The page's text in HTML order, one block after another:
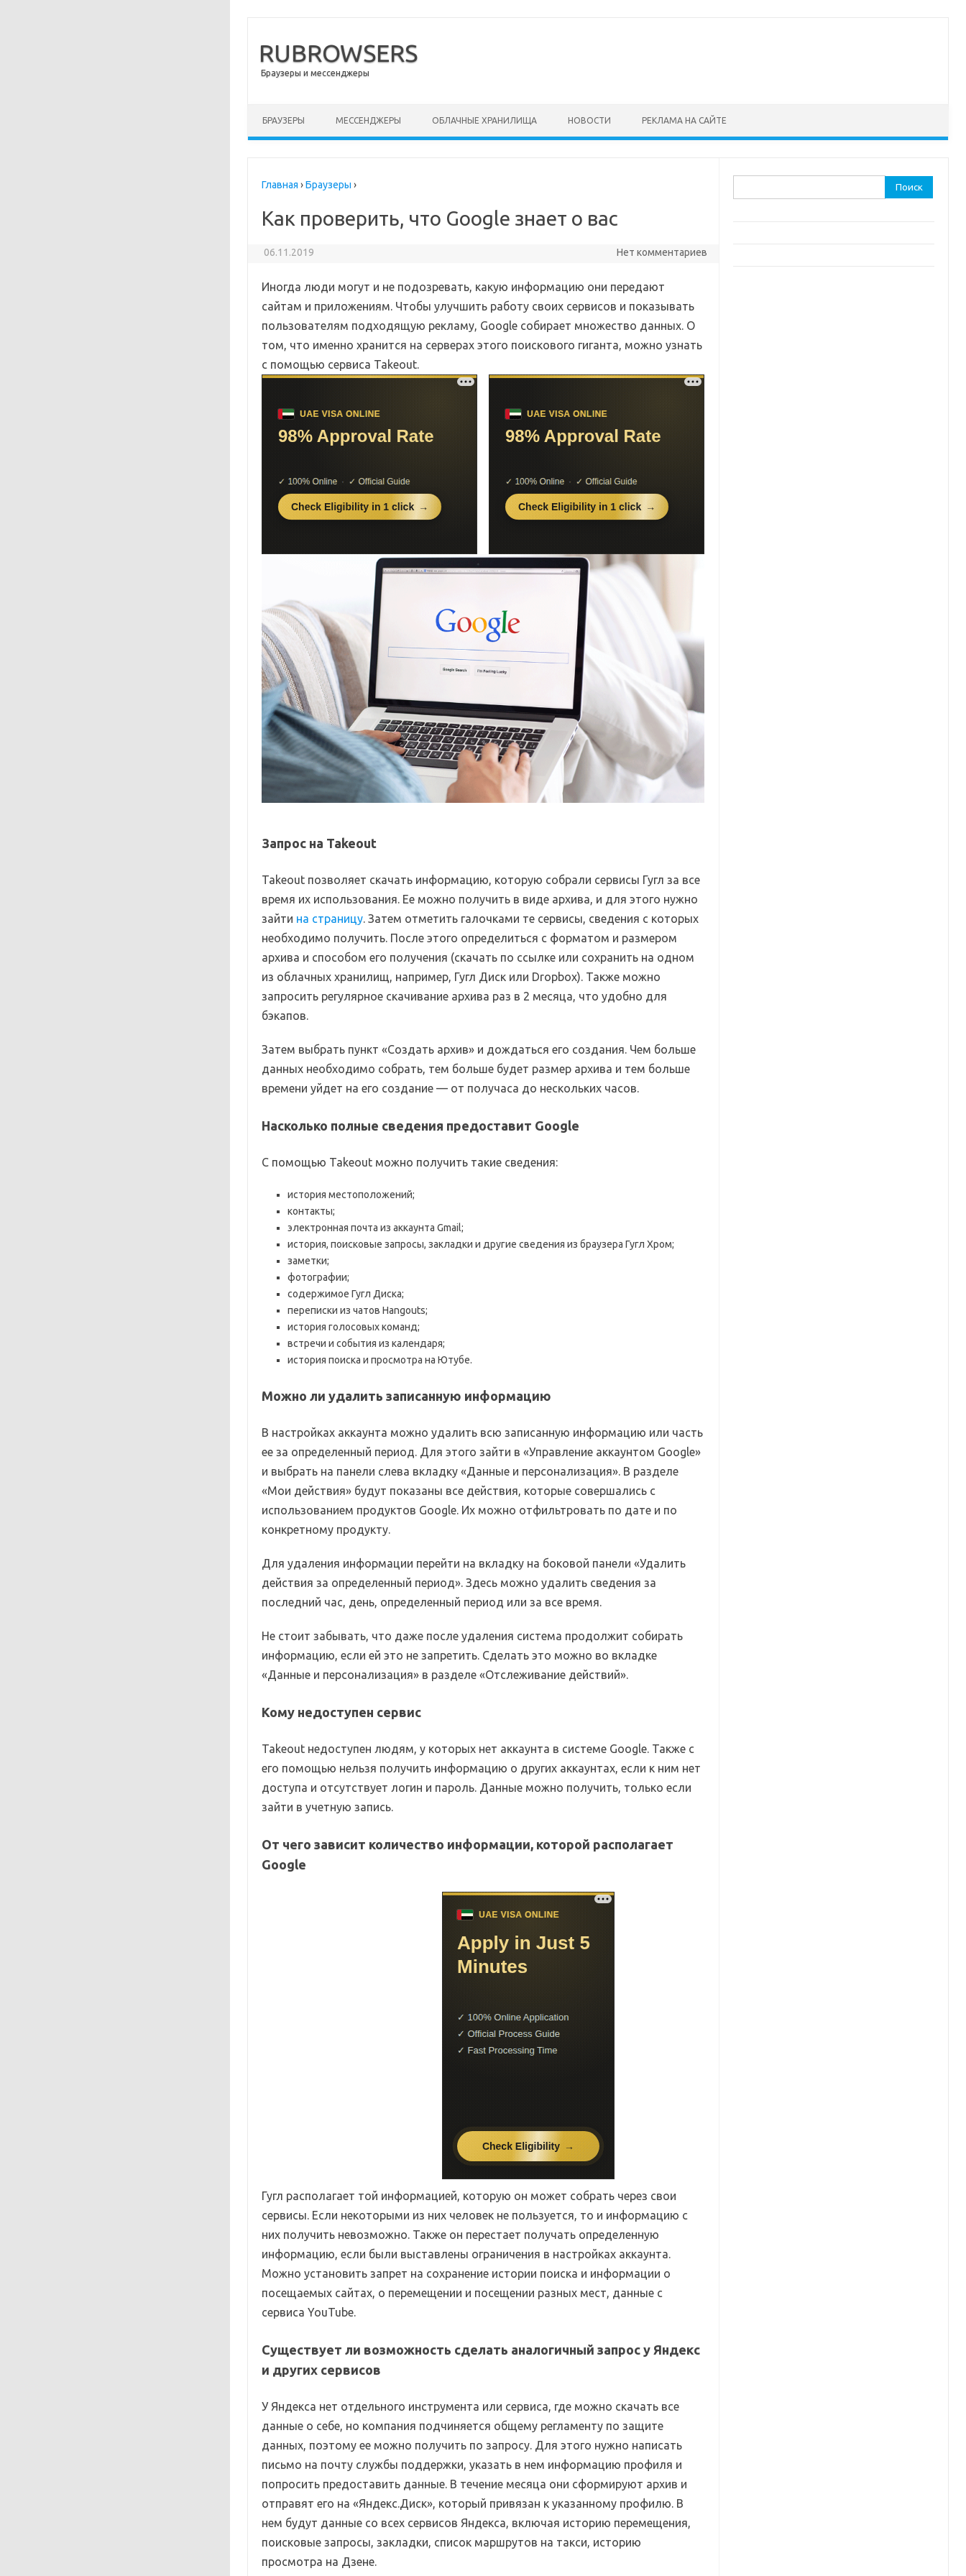
RUBROWSERS
Браузеры и мессенджеры
БРАУЗЕРЫ МЕССЕНДЖЕРЫ ОБЛАЧНЫЕ ХРАНИЛИЩА НОВОСТИ РЕКЛАМА НА САЙТЕ
Главная ›Браузеры ›
Как проверить, что Google знает о вас
06.11.2019 Нет комментариев
Иногда люди могут и не подозревать, какую информацию они передают
сайтам и приложениям. Чтобы улучшить работу своих сервисов и показывать
пользователям подходящую рекламу, Google собирает множество данных. О
том, что именно хранится на серверах этого поискового гиганта, можно узнать
с помощью сервиса Takeout.
Запрос на Takeout
Takeout позволяет скачать информацию, которую собрали сервисы Гугл за все
время их использования. Ее можно получить в виде архива, и для этого нужно
зайти на страницу. Затем отметить галочками те сервисы, сведения с которых
необходимо получить. После этого определиться с форматом и размером
архива и способом его получения (скачать по ссылке или сохранить на одном
из облачных хранилищ, например, Гугл Диск или Dropbox). Также можно
запросить регулярное скачивание архива раз в 2 месяца, что удобно для
бэкапов.
Затем выбрать пункт «Создать архив» и дождаться его создания. Чем больше
данных необходимо собрать, тем больше будет размер архива и тем больше
времени уйдет на его создание — от получаса до нескольких часов.
Насколько полные сведения предоставит Google
С помощью Takeout можно получить такие сведения:
история местоположений;
контакты;
электронная почта из аккаунта Gmail;
история, поисковые запросы, закладки и другие сведения из браузера Гугл Хром;
заметки;
фотографии;
содержимое Гугл Диска;
переписки из чатов Hangouts;
история голосовых команд;
встречи и события из календаря;
история поиска и просмотра на Ютубе.
Можно ли удалить записанную информацию
В настройках аккаунта можно удалить всю записанную информацию или часть
ее за определенный период. Для этого зайти в «Управление аккаунтом Google»
и выбрать на панели слева вкладку «Данные и персонализация». В разделе
«Мои действия» будут показаны все действия, которые совершались с
использованием продуктов Google. Их можно отфильтровать по дате и по
конкретному продукту.
Для удаления информации перейти на вкладку на боковой панели «Удалить
действия за определенный период». Здесь можно удалить сведения за
последний час, день, определенный период или за все время.
Не стоит забывать, что даже после удаления система продолжит собирать
информацию, если ей это не запретить. Сделать это можно во вкладке
«Данные и персонализация» в разделе «Отслеживание действий».
Кому недоступен сервис
Takeout недоступен людям, у которых нет аккаунта в системе Google. Также с
его помощью нельзя получить информацию о других аккаунтах, если к ним нет
доступа и отсутствует логин и пароль. Данные можно получить, только если
зайти в учетную запись.
От чего зависит количество информации, которой располагает
Google
Гугл располагает той информацией, которую он может собрать через свои
сервисы. Если некоторыми из них человек не пользуется, то и информацию с
них получить невозможно. Также он перестает получать определенную
информацию, если были выставлены ограничения в настройках аккаунта.
Можно установить запрет на сохранение истории поиска и информации о
посещаемых сайтах, о перемещении и посещении разных мест, данные с
сервиса YouTube.
Существует ли возможность сделать аналогичный запрос у Яндекс
и других сервисов
У Яндекса нет отдельного инструмента или сервиса, где можно скачать все
данные о себе, но компания подчиняется общему регламенту по защите
данных, поэтому ее можно получить по запросу. Для этого нужно написать
письмо на почту службы поддержки, указать в нем информацию профиля и
попросить предоставить данные. В течение месяца они сформируют архив и
отправят его на «Яндекс.Диск», который привязан к указанному профилю. В
нем будут данные со всех сервисов Яндекса, включая историю перемещения,
поисковые запросы, закладки, список маршрутов на такси, историю
просмотра на Дзене.